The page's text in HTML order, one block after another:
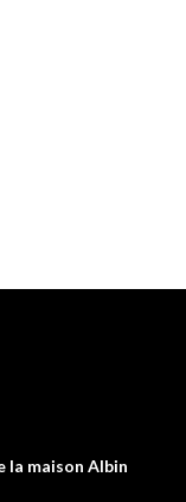
la maison Albin